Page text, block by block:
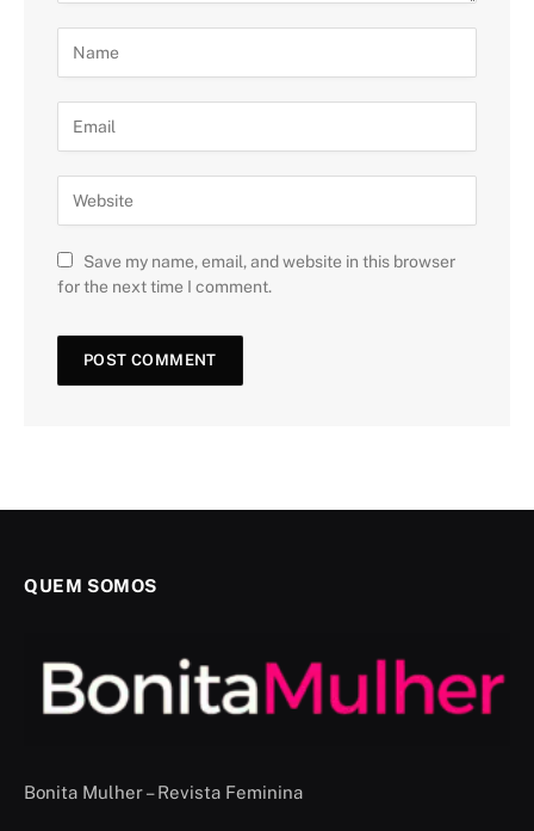
Save my name, email, and website in this browser
for the next time I comment.
QUEM SOMOS
Bonita Mulher – Revista Feminina